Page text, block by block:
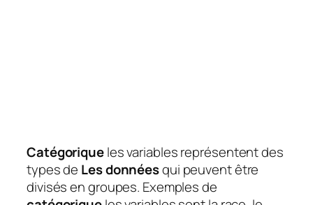
Catégoriqueles variables représentent des
types de Les donnéesqui peuvent être
divisés en groupes. Exemples de